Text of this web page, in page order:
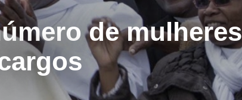
de mulheres